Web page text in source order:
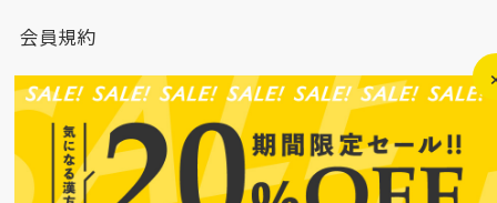
会員規約
個人情報保護方針
特定商取引法に基づく表示
このサイトについて